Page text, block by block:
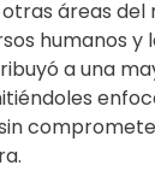
áreas del
humanos y
a una